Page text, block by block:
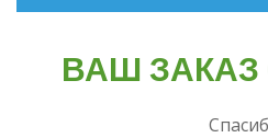
ВАШ